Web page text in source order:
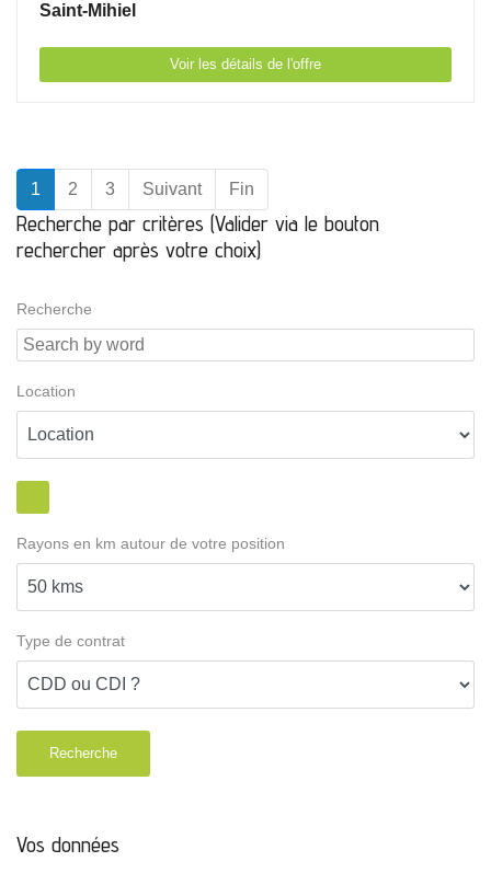
Saint-Mihiel
Voir les détails de l'offre
1 2 3 Suivant Fin
Recherche par critères (Valider via le bouton
rechercher après votre choix)
Recherche
Location
Rayons en km autour de votre position
Type de contrat
Recherche
Vos données